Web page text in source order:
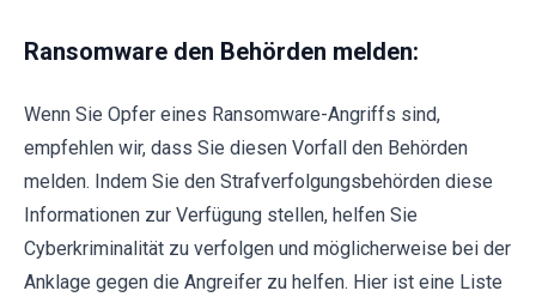
Ransomware den Behörden melden:
Wenn Sie Opfer eines Ransomware-Angriffs sind,
empfehlen wir, dass Sie diesen Vorfall den Behörden
melden. Indem Sie den Strafverfolgungsbehörden diese
Informationen zur Verfügung stellen, helfen Sie
Cyberkriminalität zu verfolgen und möglicherweise bei der
Anklage gegen die Angreifer zu helfen. Hier ist eine Liste